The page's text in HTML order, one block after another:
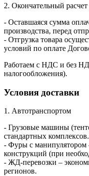
2. Окончательный расчет
- Оставшаяся сумма
производства, перед
- Отгрузка товара
условий по оплате
Работаем с НДС и без
налогообложения).
Условия доставки
1. Автотранспортом
- Грузовые машины
стандартных комплексов.
- Фуры с манипулятором
конструкций (при
- ЖД-перевозки –
регионов.